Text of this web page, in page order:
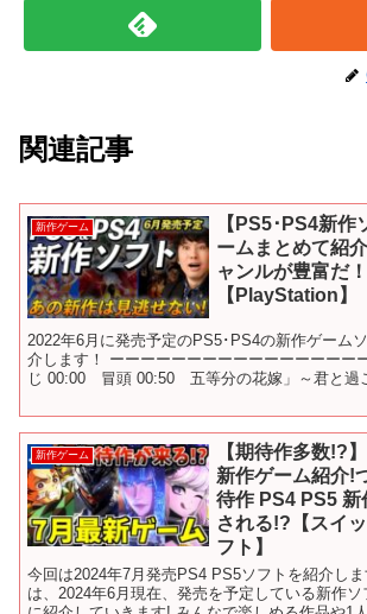
関連記事
新作ゲーム
【PS5･PS4新
ームまとめて紹
ャンルが豊富だ！
【PlayStation】
2022年6月に発売予定のPS5･PS4の新作ゲーム
介します！ ーーーーーーーーーーーーーーーー
じ 00:00 冒頭 00:50 五等分の花嫁」～君と過
新作ゲーム
【期待作多数!?
新作ゲーム紹介!
待作 PS4 PS5
される!?【スイ
フト】
今回は2024年7月発売PS4 PS5ソフトを紹介し
は、2024年6月現在、発売を予定している新作